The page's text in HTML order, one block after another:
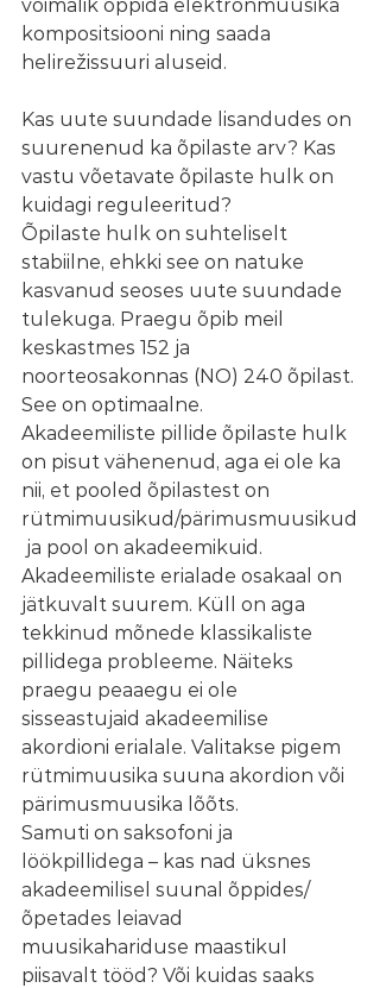
võimalik õppida elektronmuusika
kompositsiooni ning saada
helirežissuuri aluseid.
Kas uute suundade lisandudes on
suurenenud ka õpilaste arv? Kas
vastu võetavate õpilaste hulk on
kuidagi reguleeritud?
Õpilaste hulk on suhteliselt
stabiilne, ehkki see on natuke
kasvanud seoses uute suundade
tulekuga. Praegu õpib meil
keskastmes 152 ja
noorteosakonnas (NO) 240 õpilast.
See on optimaalne.
Akadeemiliste pillide õpilaste hulk
on pisut vähenenud, aga ei ole ka
nii, et pooled õpilastest on
rütmimuusikud/pärimusmuusikud
ja pool on akadeemikuid.
Akadeemiliste erialade osakaal on
jätkuvalt suurem. Küll on aga
tekkinud mõnede klassikaliste
pillidega probleeme. Näiteks
praegu peaaegu ei ole
sisseastujaid akadeemilise
akordioni erialale. Valitakse pigem
rütmimuusika suuna akordion või
pärimusmuusika lõõts.
Samuti on saksofoni ja
löökpillidega – kas nad üksnes
akadeemilisel suunal õppides/
õpetades leiavad
muusikahariduse maastikul
piisavalt tööd? Või kuidas saaks